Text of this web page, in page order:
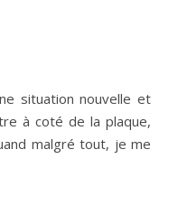
situation nouvelle et
à coté de la plaque,
malgré tout, je me